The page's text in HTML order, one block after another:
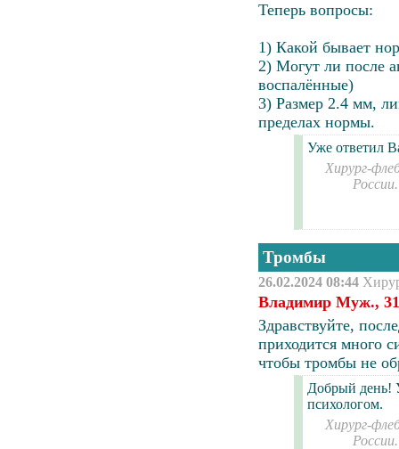
Теперь вопросы:
1) Какой бывает
2) Могут ли после
воспалённые)
3) Размер 2.4 мм,
пределах нормы.
Уже ответил
Хирург-
Тромбы
26.02.2024 08:44
Владимир Муж.,
Здравствуйте,
приходится много
чтобы тромбы не
Добрый день!
психологом.
Хирург-